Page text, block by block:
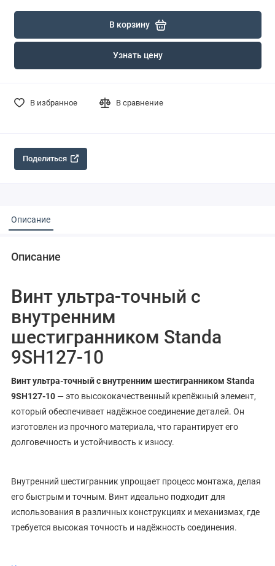
В корзину
Узнать цену
В избранное В сравнение
Поделиться
Описание
Описание
Винт ультра-точный с
внутренним
шестигранником Standa
9SH127-10
Винт ультра-точный с внутренним шестигранником Standa
9SH127-10 — это высококачественный крепёжный элемент,
который обеспечивает надёжное соединение деталей. Он
изготовлен из прочного материала, что гарантирует его
долговечность и устойчивость к износу.
Внутренний шестигранник упрощает процесс монтажа, делая
его быстрым и точным. Винт идеально подходит для
использования в различных конструкциях и механизмах, где
требуется высокая точность и надёжность соединения.